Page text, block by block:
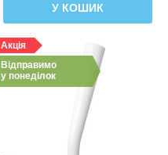
У КОШИК
Акція
Відправимо
у понеділок